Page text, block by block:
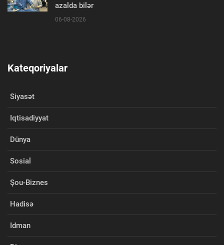
azalda bilər
06-08-2026
Kateqoriyalar
Siyasət
Iqtisadiyyat
Dünya
Sosial
Şou-Biznes
Hadisə
Idman